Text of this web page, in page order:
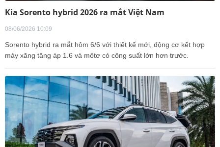
Kia Sorento hybrid 2026 ra mắt Việt Nam
08/06/2026 10:09
Sorento hybrid ra mắt hôm 6/6 với thiết kế mới, động cơ kết hợp
máy xăng tăng áp 1.6 và môtơ có công suất lớn hơn trước.